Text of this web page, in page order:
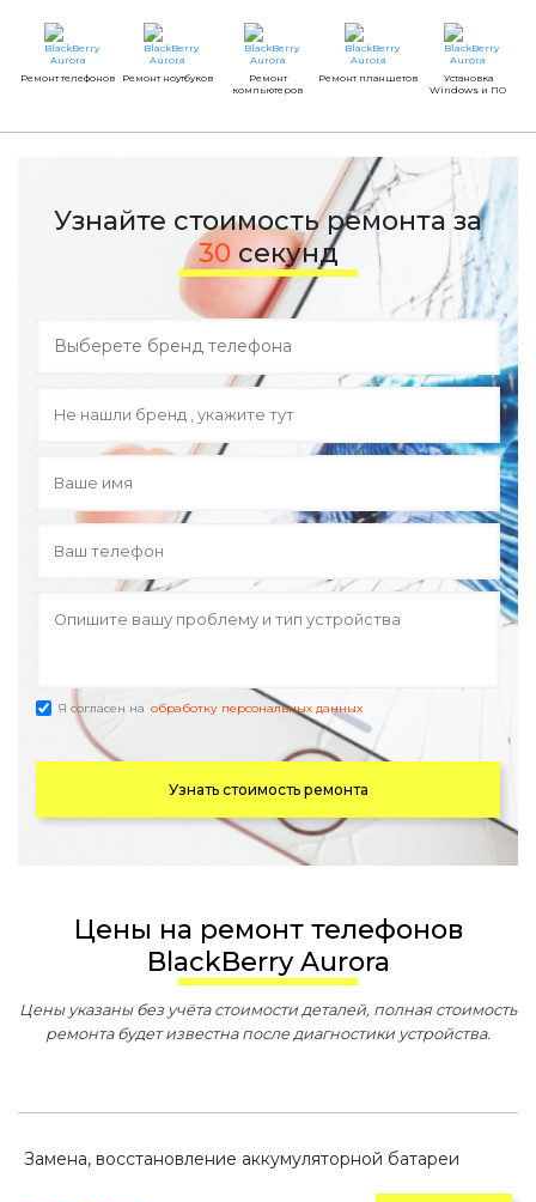
Ремонт телефонов Ремонт ноутбуков
Ремонт
компьютеров
Ремонт планшетов
Установка
Windows и ПО
Узнайте стоимость ремонта за
30 секунд
Я согласен на обработку персональных данных
Узнать стоимость ремонта
Цены на ремонт телефонов
BlackBerry Aurora
Цены указаны без учёта стоимости деталей, полная стоимость
ремонта будет известна после диагностики устройства.
Замена, восстановление аккумуляторной батареи